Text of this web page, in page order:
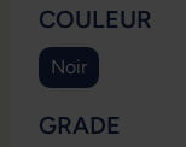
COULEUR
Noir
GRADE